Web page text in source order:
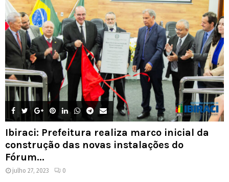
Ibiraci: Prefeitura realiza marco inicial da
construção das novas instalações do
Fórum...
julho 27, 2023 0